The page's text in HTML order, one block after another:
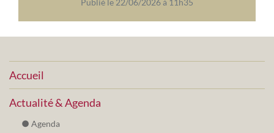
Publié le 22/06/2026 à 11h35
Accueil
Actualité & Agenda
Agenda